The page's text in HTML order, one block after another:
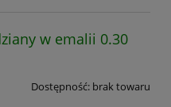
w emalii 0.30
Dostępność: brak towaru